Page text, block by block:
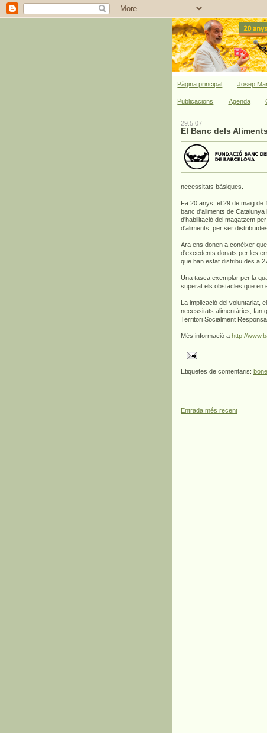
Pàgina principal Josep
Publicacions Agenda
29.5.07
El Banc dels Aliments
necessitats bàsiques.
Fa 20 anys, el 29 de maig de
banc d'aliments de
d'habilitació del magatzem
d'aliments, per ser
Ara ens donen a conèixer
d'excedents donats per les
que han estat distribuïdes a
Una tasca exemplar per la
superat els obstacles que en
La implicació del voluntariat,
necessitats alimentàries, fan
Territori Socialment
Més informació a http://
Etiquetes de comentaris:
Entrada més recent